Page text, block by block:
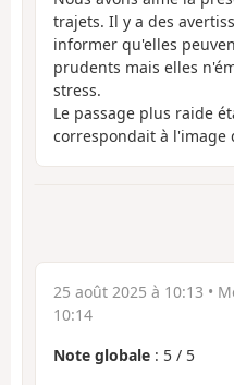
trajets. Il y a des
informer qu'elles
prudents mais elles
stress.
Le passage plus raide
correspondait à l'image
25 août 2025 à 10:13 •
10:14
Note globale : 5 / 5